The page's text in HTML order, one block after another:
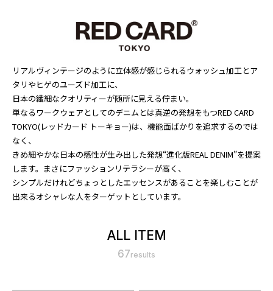
リアルヴィンテージのように立体感が感じられるウォッシュ加工とア
タリやヒゲのユーズド加工に、
日本の繊細なクオリティーが随所に見える佇まい。
単なるワークウェアとしてのデニムとは真逆の発想をもつRED CARD
TOKYO(レッドカード トーキョー)は、機能面ばかりを追求するのでは
なく、
きめ細やかな日本の感性が生み出した発想“進化版REAL DENIM”を提案
します。まさにファッションリテラシーが高く、
シンプルだけれどちょっとしたエッセンスがあることを楽しむことが
出来るオシャレな人をターゲットとしています。
ALL ITEM
67results